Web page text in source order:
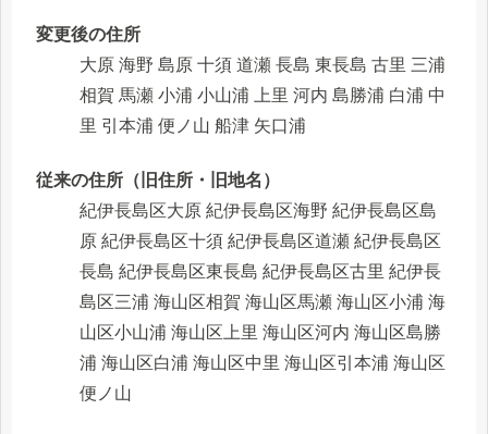
変更後の住所
大原 海野 島原 十須 道瀬 長島 東長島 古里 三浦
相賀 馬瀬 小浦 小山浦 上里 河内 島勝浦 白浦 中
里 引本浦 便ノ山 船津 矢口浦
従来の住所（旧住所・旧地名）
紀伊長島区大原 紀伊長島区海野 紀伊長島区島
原 紀伊長島区十須 紀伊長島区道瀬 紀伊長島区
長島 紀伊長島区東長島 紀伊長島区古里 紀伊長
島区三浦 海山区相賀 海山区馬瀬 海山区小浦 海
山区小山浦 海山区上里 海山区河内 海山区島勝
浦 海山区白浦 海山区中里 海山区引本浦 海山区
便ノ山